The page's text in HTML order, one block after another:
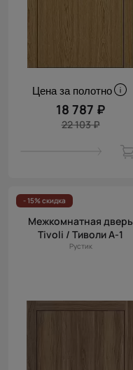
Цена за полотно
18 787 ₽
22 103 ₽
- 15% скидка
Межкомнатная дверь
Tivoli / Тиволи А-1
Рустик